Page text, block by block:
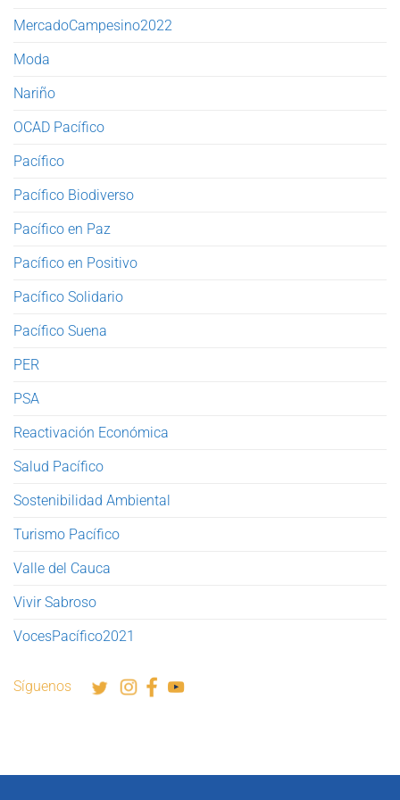
MercadoCampesino2022
Moda
Nariño
OCAD Pacífico
Pacífico
Pacífico Biodiverso
Pacífico en Paz
Pacífico en Positivo
Pacífico Solidario
Pacífico Suena
PER
PSA
Reactivación Económica
Salud Pacífico
Sostenibilidad Ambiental
Turismo Pacífico
Valle del Cauca
Vivir Sabroso
VocesPacífico2021
Síguenos